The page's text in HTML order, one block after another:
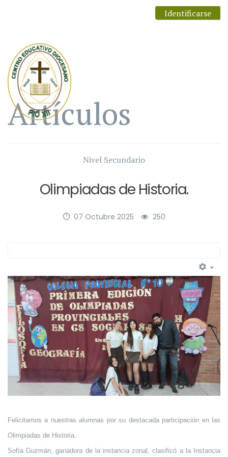
Identificarse
Artículos
Nivel Secundario
Olimpiadas de Historia.
07 Octubre 2025 250
Felicitamos a nuestras alumnas por su destacada participación en las
Olimpiadas de Historia.
Sofía Guzmán, ganadora de la instancia zonal, clasificó a la Instancia